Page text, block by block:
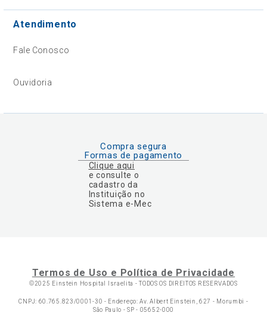
Atendimento
Fale Conosco
Ouvidoria
Compra segura
Formas de pagamento
Clique aqui
e consulte o
cadastro da
Instituição no
Sistema e-Mec
Termos de Uso e Política de Privacidade
©2025 Einstein Hospital Israelita -TODOS OS DIREITOS RESERVADOS
CNPJ: 60.765.823/0001-30 - Endereço: Av. Albert Einstein, 627 - Morumbi -
São Paulo - SP - 05652-000